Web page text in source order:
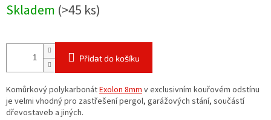
Skladem (>45 ks)
Přidat do košíku
Komůrkový polykarbonátExolon 8mmv exclusivním kouřovém odstínu
je velmi vhodný pro zastřešení pergol, garážových stání, součástí
dřevostaveb a jiných.